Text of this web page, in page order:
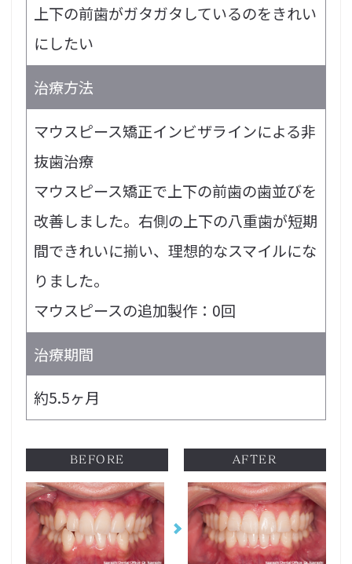
上下の前歯がガタガタしているのをきれい
にしたい
治療方法
マウスピース矯正インビザラインによる非
抜歯治療
マウスピース矯正で上下の前歯の歯並びを
改善しました。右側の上下の八重歯が短期
間できれいに揃い、理想的なスマイルにな
りました。
マウスピースの追加製作：0回
治療期間
約5.5ヶ月
BEFORE AFTER